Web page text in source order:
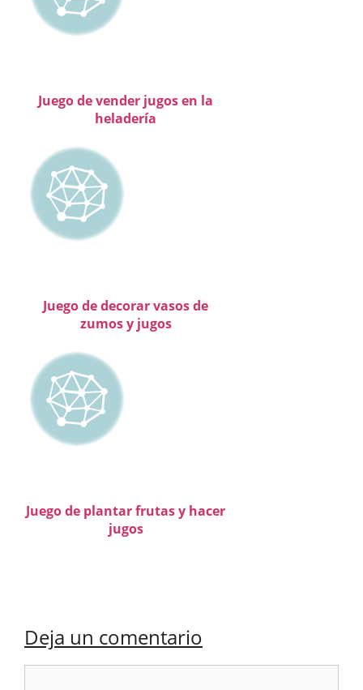
Juego de vender jugos en la
heladería
Juego de decorar vasos de
zumos y jugos
Juego de plantar frutas y hacer
jugos
Deja un comentario